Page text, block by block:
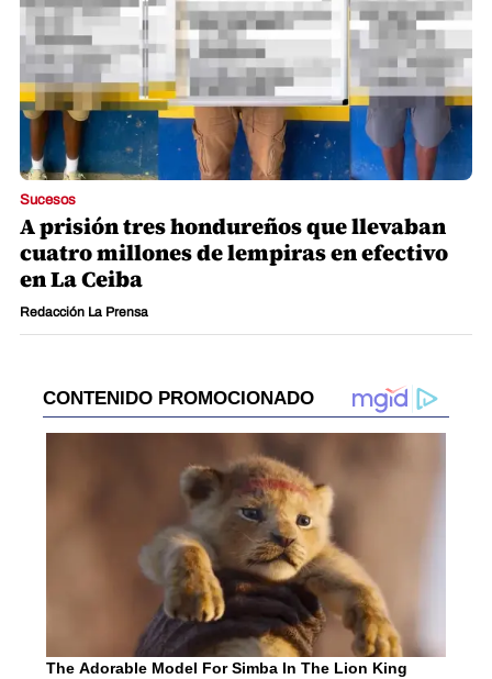
Sucesos
A prisión tres hondureños que llevaban
cuatro millones de lempiras en efectivo
en La Ceiba
Redacción La Prensa